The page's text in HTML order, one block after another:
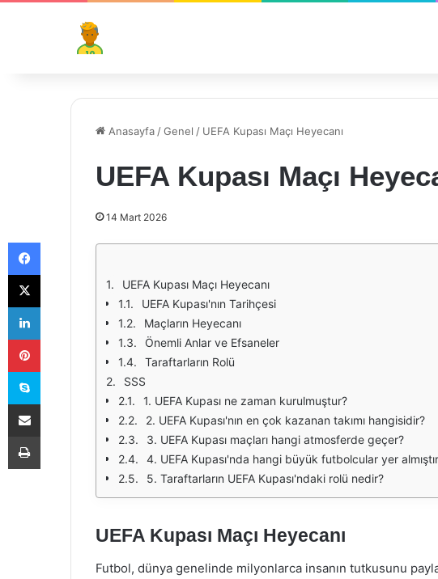
Anasayfa /Genel / UEFA Kupası Maçı Heyecanı
UEFA Kupası Maçı
14 Mart 2026
UEFA Kupası Maçı Heyecanı
UEFA Kupası'nın Tarihçesi
Maçların Heyecanı
Önemli Anlar ve Efsaneler
Taraftarların Rolü
SSS
1. UEFA Kupası ne zaman kurulmuştur?
2. UEFA Kupası'nın en çok kazanan takımı hangisidir?
3. UEFA Kupası maçları hangi atmosferde geçer?
4. UEFA Kupası'nda hangi büyük futbolcular yer
5. Taraftarların UEFA Kupası'ndaki rolü nedir?
UEFA Kupası Maçı Heyecanı
Futbol, dünya genelinde milyonlarca insanın tutkusunu
Facebook
X
LinkedIn
Pinterest
Skype
E-Posta ile paylaş